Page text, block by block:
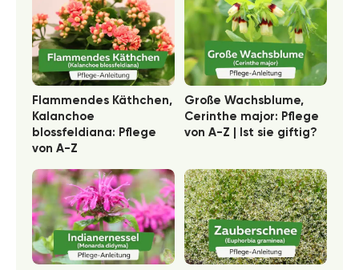
Flammendes Käthchen,
Kalanchoe
blossfeldiana: Pflege
von A-Z
Große Wachsblume,
Cerinthe major: Pflege
von A-Z | Ist sie giftig?